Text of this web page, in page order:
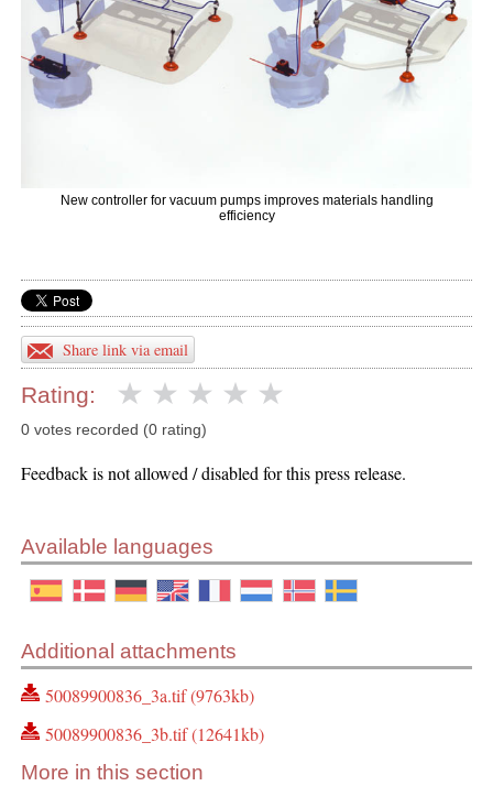
New controller for vacuum pumps improves materials handling
efficiency
Share link via email
Rating:
0 votes recorded (0 rating)
Feedback is not allowed / disabled for this press release.
Available languages
Additional attachments
50089900836_3a.tif (9763kb)
50089900836_3b.tif (12641kb)
More in this section